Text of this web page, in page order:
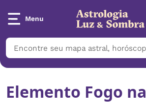
Menu
Elemento Fogo na